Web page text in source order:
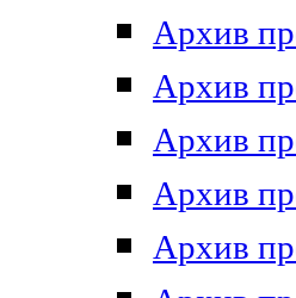
Архив
Архив
Архив
Архив
Архив